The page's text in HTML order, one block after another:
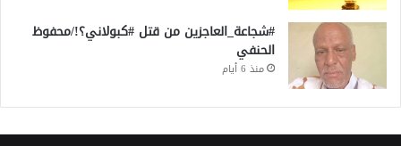
#شجاعة_العاجزين من قتل #كبولاني؟!/محفوظ
الحنفي
منذ 6 أيام